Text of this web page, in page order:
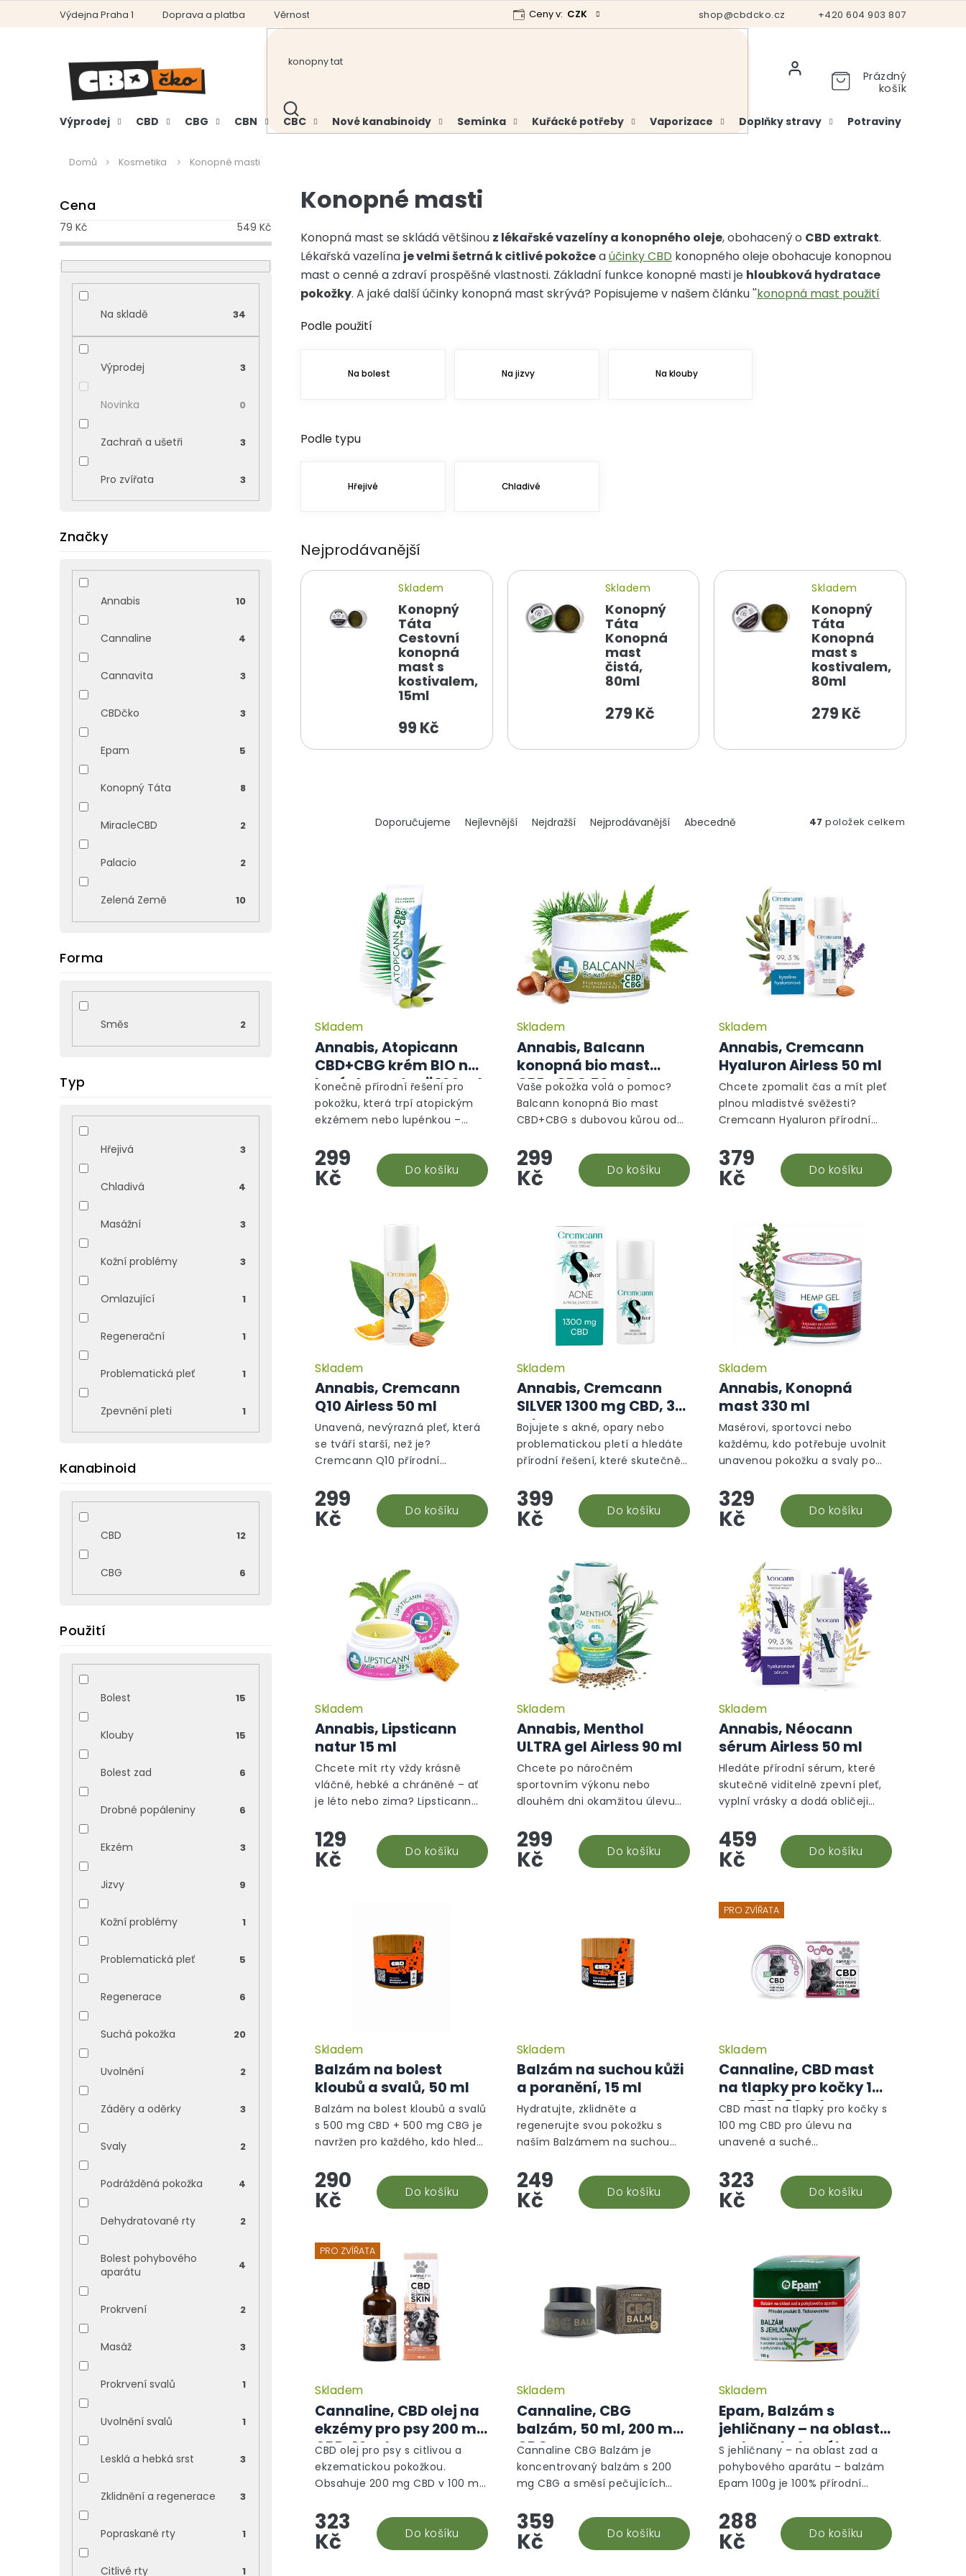
+420 604 903 807
shop@cbdcko.cz
Výdejna Praha 1 Doprava a platba Věrnostní program Analýzy a certifikáty Hodnocení obchodu Vrácení a reklamace
Ceny v: CZK
HLEDAT
Prázdný
košík
Výprodej CBD CBG CBN CBC Nové kanabinoidy Semínka Kuřácké potřeby Vaporizace Doplňky stravy Potraviny
Domů Kosmetika Konopné masti
o
s
t
r
a
Cena
79 Kč 549 Kč
Na skladě 34
Výprodej 3
Novinka 0
Zachraň a ušetři 3
Pro zvířata 3
Značky
Annabis 10
Cannaline 4
Cannavita 3
CBDčko 3
Epam 5
Konopný Táta 8
MiracleCBD 2
Palacio 2
Zelená Země 10
Forma
Směs 2
Typ
Hřejivá 3
Chladivá 4
Masážní 3
Kožní problémy 3
Omlazující 1
Regenerační 1
Problematická pleť 1
Zpevnění pleti 1
Kanabinoid
CBD 12
CBG 6
Použití
Bolest 15
Klouby 15
Bolest zad 6
Drobné popáleniny 6
Ekzém 3
Jizvy 9
Kožní problémy 1
Problematická pleť 5
Regenerace 6
Suchá pokožka 20
Uvolnění 2
Záděry a oděrky 3
Svaly 2
Podrážděná pokožka 4
Dehydratované rty 2
Bolest pohybového
aparátu
4
Prokrvení 2
Masáž 3
Prokrvení svalů 1
Uvolnění svalů 1
Lesklá a hebká srst 3
Zklidnění a regenerace 3
Popraskané rty 1
Citlivé rty 1
Konopné masti
Konopná mast se skládá většinou z lékařské vazelínya konopného oleje, obohacený o CBD extrakt.
Lékařská vazelína je velmi šetrná k citlivé pokožceaúčinky CBD konopného oleje obohacuje konopnou
mast o cenné a zdraví prospěšné vlastnosti. Základní funkce konopné masti je hloubková hydratace
pokožky. A jaké další účinky konopná mast skrývá? Popisujeme v našem článku ''konopná mast použití
Podle použití
Na bolest Na jizvy Na klouby
Podle typu
Hřejivé Chladivé
Nejprodávanější
Konopný
Táta
Cestovní
konopná
mast s
kostivalem,
15ml
Skladem
99 Kč
Konopný
Táta
Konopná
mast
čistá,
80ml
Skladem
279 Kč
Konopný
Táta
Konopná
mast s
kostivalem,
80ml
Skladem
279 Kč
Ř
a
p
r
o
d
u
Doporučujeme Nejlevnější Nejdražší Nejprodávanější Abecedně 47 položek celkem
Annabis, Atopicann
CBD+CBG krém BIO na
lupénku a atopii 100 ml
Skladem
299
Kč Do košíku
Konečně přírodní řešení pro
pokožku, která trpí atopickým
ekzémem nebo lupénkou –
od Annabis vám přinese dlouho
hledanou úlevu!Atopicann je...
Annabis, Balcann
konopná bio mast
CBD+CBG 50 ml
Skladem
299
Kč Do košíku
Vaše pokožka volá o pomoc?
Balcann konopná Bio mast
CBD+CBG s dubovou kůrou od
mazání, které intenzivně vyživí,
zklidní a obnoví i tu nejvíce...
Annabis, Cremcann
Hyaluron Airless 50 ml
Skladem
379
Kč Do košíku
Chcete zpomalit čas a mít pleť
plnou mladistvé svěžesti?
Cremcann Hyaluron přírodní
Annabis je váš každodenní
pomocník v boji s
vráskami!Cremcann...
Annabis, Cremcann
Q10 Airless 50 ml
Skladem
299
Kč Do košíku
Unavená, nevýrazná pleť, která
se tváří starší, než je?
Cremcann Q10 přírodní
Annabis ji okamžitě probere a
zásobí energií, kterou
potřebuje!Cremcann...
Annabis, Cremcann
SILVER 1300 mg CBD, 30
ml
Skladem
399
Kč Do košíku
Bojujete s akné, opary nebo
problematickou pletí a hledáte
přírodní řešení, které skutečně
Annabis s 1 300 mg CBD a
citrátem stříbra vám přinese...
Annabis, Konopná
mast 330 ml
Skladem
329
Kč Do košíku
Masérovi, sportovci nebo
každému, kdo potřebuje uvolnit
unavenou pokožku a svaly po
od Annabis ve velkém balení
330 ml je vaším ideálním...
Annabis, Lipsticann
natur 15 ml
Skladem
129
Kč Do košíku
Chcete mít rty vždy krásně
vláčné, hebké a chráněné – ať
je léto nebo zima? Lipsticann
Annabis je malý zázrak, který se
vejde do každé...
Annabis, Menthol
ULTRA gel Airless 90 ml
Skladem
299
Kč Do košíku
Chcete po náročném
sportovním výkonu nebo
dlouhém dni okamžitou úlevu
Ultra gel od Annabis přináší
dvojitý efekt hned při prvním
použití!Menthol Ultra...
Annabis, Néocann
sérum Airless 50 ml
Skladem
459
Kč Do košíku
Hledáte přírodní sérum, které
skutečně viditelně zpevní pleť,
vyplní vrásky a dodá obličeji
pleťové sérum od Annabis s
LIFTONIN®-XPERT je anti-aging...
Balzám na bolest
kloubů a svalů, 50 ml
Průměrné
hodnocení
produktu
hvězdiček.
Skladem
290
Kč Do košíku
Balzám na bolest kloubů a svalů
s 500 mg CBD + 500 mg CBG je
navržen pro každého, kdo hledá
spojených s pohybovým
aparátem. Díky obsahu 500 mg
CBD a...
Balzám na suchou kůži
a poranění, 15 ml
Skladem
249
Kč Do košíku
Hydratujte, zklidněte a
regenerujte svou pokožku s
naším Balzámem na suchou
250 mg CBD a 250 mg CBG a je
obohacen o přírodní esence
jako olej ze...
PRO ZVÍŘATA
Cannaline, CBD mast
na tlapky pro kočky 100
mg CBD, 30 ml
Skladem
323
Kč Do košíku
CBD mast na tlapky pro kočky s
100 mg CBD pro úlevu na
unavené a suché
máslo, včelí vosk, arganový olej
a extrakty z rakytníku a
rozmarýnu....
PRO ZVÍŘATA
Cannaline, CBD olej na
ekzémy pro psy 200 mg
CBD, 10 ml
Skladem
323
Kč Do košíku
CBD olej pro psy s citlivou a
ekzematickou pokožkou.
Obsahuje 200 mg CBD v 100 ml,
(např. měsíček lékařský, aloe
vera). Pomáhá zklidnit suchou,...
Cannaline, CBG
balzám, 50 ml, 200 mg
CBG
Skladem
359
Kč Do košíku
Cannaline CBG Balzám je
koncentrovaný balzám s 200
mg CBG a směsí pečujících
problematickou pokožku.
Podporuje regeneraci, zklidnění
a ochranu kůže....
Epam, Balzám s
jehličnany – na oblast
zad a pohybového
aparátu 100g
Skladem
288
Kč Do košíku
S jehličnany – na oblast zad a
pohybového aparátu – balzám
Epam 100g je 100% přírodní
tradičních tibetských receptur.
Je určený k intenzivní péči o...